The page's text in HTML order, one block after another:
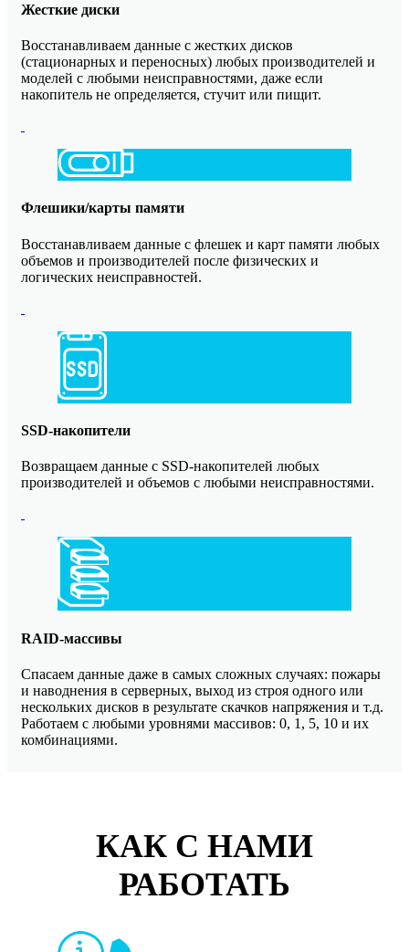
Жесткие диски
Восстанавливаем данные с жестких дисков
(стационарных и переносных) любых производителей и
моделей с любыми неисправностями, даже если
накопитель не определяется, стучит или пищит.
Флешики/карты памяти
Восстанавливаем данные с флешек и карт памяти любых
объемов и производителей после физических и
логических неисправностей.
SSD-накопители
Возвращаем данные с SSD-накопителей любых
производителей и объемов с любыми неисправностями.
RAID-массивы
Спасаем данные даже в самых сложных случаях: пожары
и наводнения в серверных, выход из строя одного или
нескольких дисков в результате скачков напряжения и т.д.
Работаем с любыми уровнями массивов: 0, 1, 5, 10 и их
комбинациями.
КАК С НАМИ
РАБОТАТЬ